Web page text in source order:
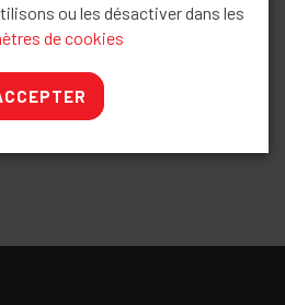
ou les désactiver dans les
de cookies